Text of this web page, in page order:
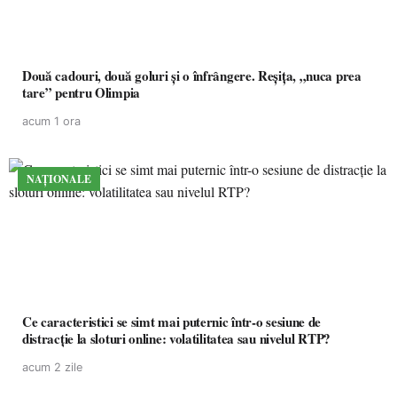
Două cadouri, două goluri și o înfrângere. Reșița, „nuca prea
tare” pentru Olimpia
acum 1 ora
NAȚIONALE
Ce caracteristici se simt mai puternic într-o sesiune de
distracție la sloturi online: volatilitatea sau nivelul RTP?
acum 2 zile